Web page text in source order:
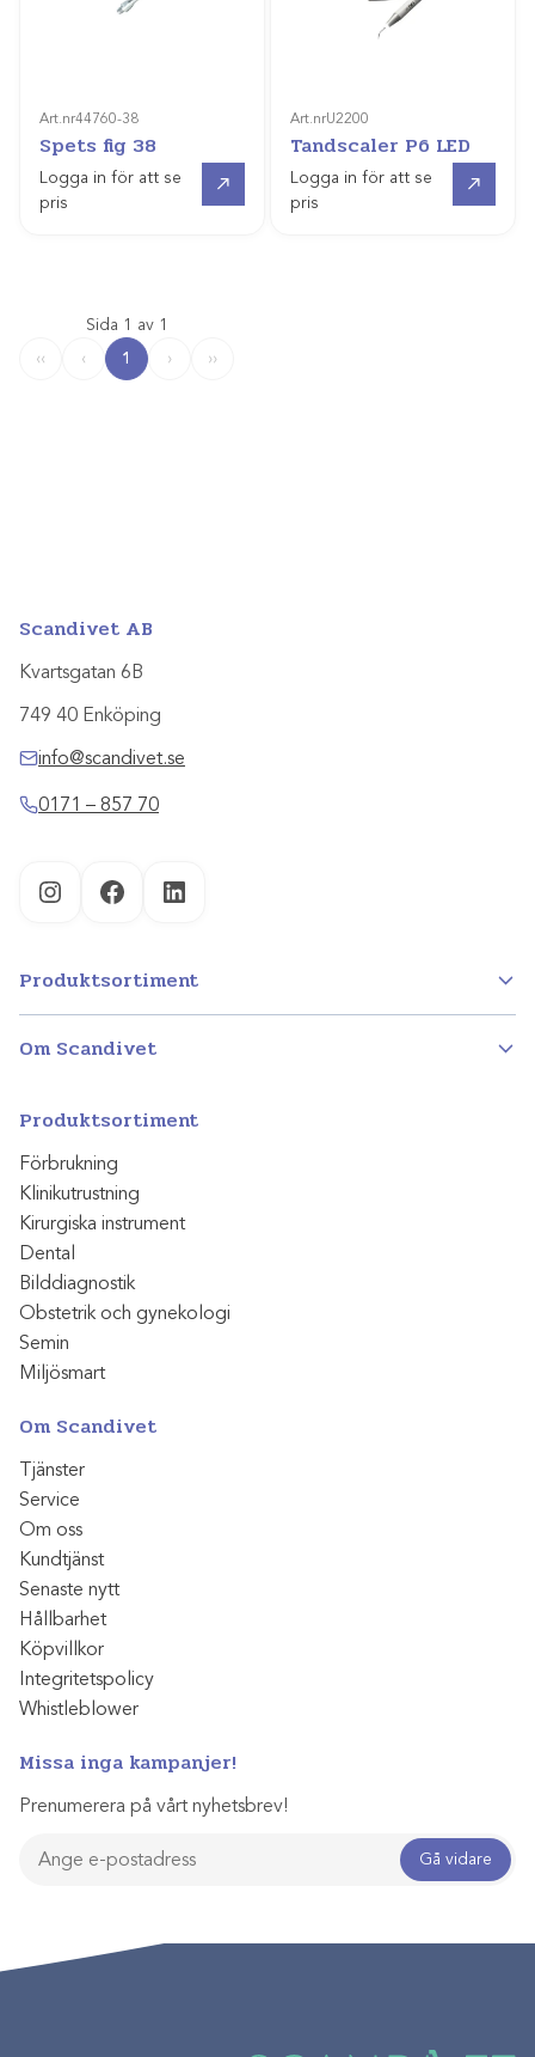
Art.nr44760-38
Spets fig 38
Logga in för att se
pris
Art.nrU2200
Tandscaler P6 LED
Logga in för att se
pris
Sida 1 av 1
‹‹
‹ 1 › ››
Scandivet AB
Kvartsgatan 6B
749 40 Enköping
info@scandivet.se
0171 – 857 70
InstagramFacebookLinkedIn
Produktsortiment
Om Scandivet
Produktsortiment
Förbrukning
Klinikutrustning
Kirurgiska instrument
Dental
Bilddiagnostik
Obstetrik och gynekologi
Semin
Miljösmart
Om Scandivet
Tjänster
Service
Om oss
Kundtjänst
Senaste nytt
Hållbarhet
Köpvillkor
Integritetspolicy
Whistleblower
Missa inga kampanjer!
Prenumerera på vårt nyhetsbrev!
Gå vidare